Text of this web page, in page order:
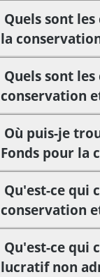
Quels sont
la
Quels sont
conservation
Où puis-je
Fonds pour la
Qu'est-ce qui
conservation
Qu'est-ce qui
lucratif non